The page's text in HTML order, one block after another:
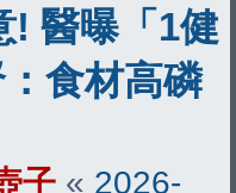
! 醫曝「1健
食材高磷
子 « 2026-